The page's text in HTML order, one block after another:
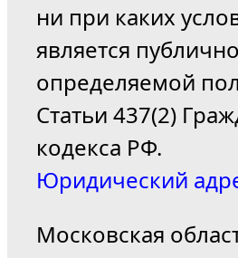
ни при каких
является
определяемой
Статьи 437(2)
кодекса РФ.
Юридический
Московская